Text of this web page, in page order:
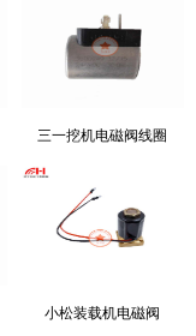
三一挖机电磁阀线圈
小松装载机电磁阀